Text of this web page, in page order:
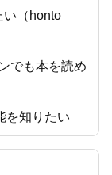
い（honto
でも本を読め
を知りたい